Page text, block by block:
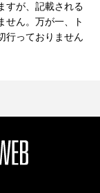
すが、記載される
せん。万が一、ト
行っておりません